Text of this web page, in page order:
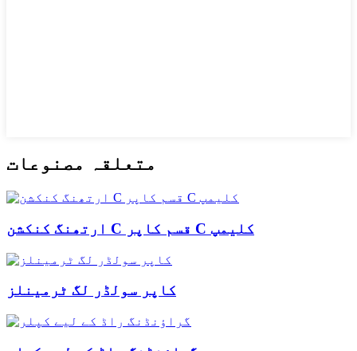
متعلقہ مصنوعات
ارتھنگ کنکشن C قسم کاپر C کلیمپ
کاپر سولڈر لگ ٹرمینلز